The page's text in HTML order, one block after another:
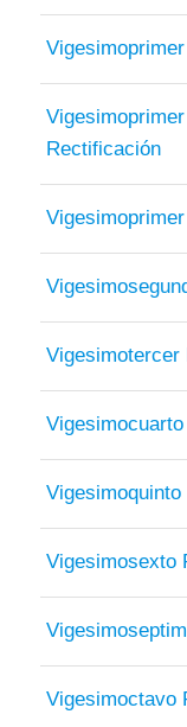
Rectificación
Vigesimotercer
Vigesimosexto
Vigesimoctavo